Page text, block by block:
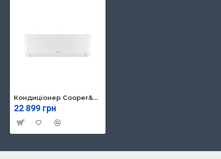
Кондиціонер Cooper&Hunter Vital Inverter CH-S09FTXF2-NG (CH-S09FTXF2-NG)
22 899 грн